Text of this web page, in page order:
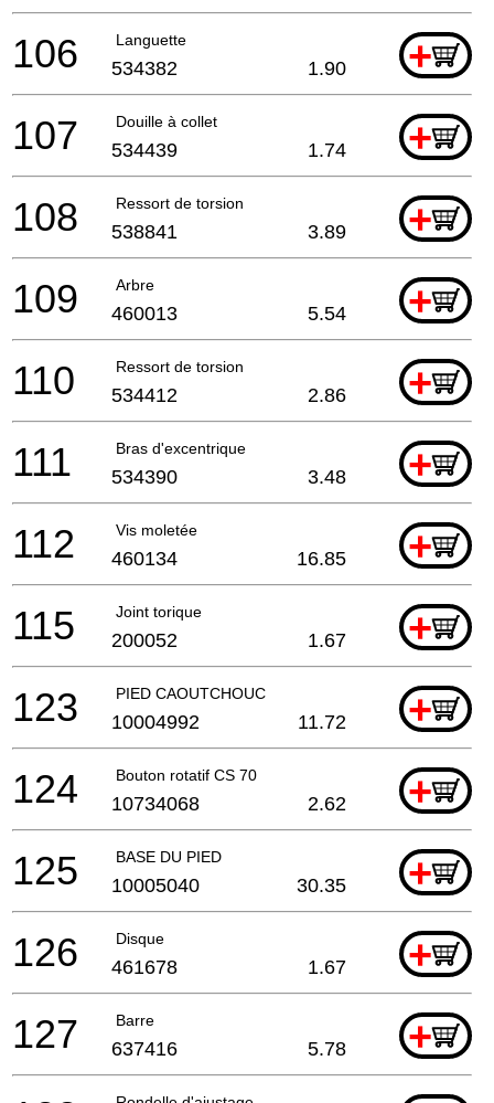
Languette +
106 534382 1.90
Douille à collet +
107 534439 1.74
Ressort de torsion +
108 538841 3.89
Arbre +
109 460013 5.54
Ressort de torsion +
110 534412 2.86
Bras d'excentrique +
111 534390 3.48
Vis moletée +
112 460134 16.85
Joint torique +
115 200052 1.67
PIED CAOUTCHOUC +
123 10004992 11.72
Bouton rotatif CS 70 +
124 10734068 2.62
BASE DU PIED +
125 10005040 30.35
Disque +
126 461678 1.67
Barre +
127 637416 5.78